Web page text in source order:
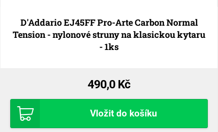
D'Addario EJ45FF Pro-Arte Carbon Normal
Tension - nylonové struny na klasickou kytaru
- 1ks
490,0 Kč
Vložit do košíku